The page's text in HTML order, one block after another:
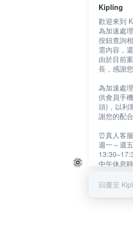
Kipling
歡迎來到
為加速處
按鈕查詢
需內容，
由於目前
長，感謝
為加速處
供會員手
頭)，以利
謝您的配合
⏰真人客
週一～週
中午休息
提醒您：
回覆至